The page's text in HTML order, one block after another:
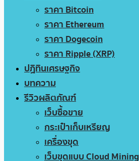
ราคา Bitcoin
ราคา Ethereum
ราคา Dogecoin
ราคา Ripple (XRP)
ปฏิทินเศรษฐกิจ
บทความ
รีวิวผลิตภัณฑ์
เว็บซื้อขาย
กระเป๋าเก็บเหรียญ
เครื่องขุด
เว็บขุดแบบ Cloud Mining